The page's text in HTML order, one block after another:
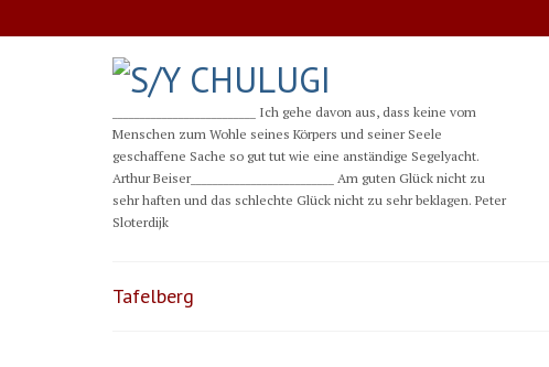
__________________________ Ich gehe davon aus, dass keine vom
Menschen zum Wohle seines Körpers und seiner Seele
geschaffene Sache so gut tut wie eine anständige Segelyacht.
Arthur Beiser__________________________ Am guten Glück nicht zu
sehr haften und das schlechte Glück nicht zu sehr beklagen. Peter
Sloterdijk
Tafelberg